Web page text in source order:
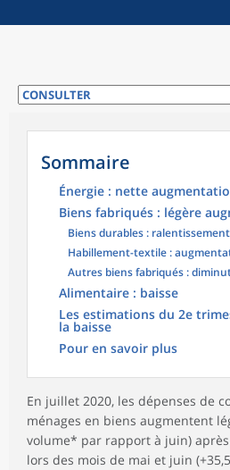
Sommaire
Énergie : nette
Biens fabriqués : légère
Biens durables : ralentissement
Habillement-textile :
Autres biens fabriqués :
Alimentaire : baisse
Les estimations du 2e
la baisse
Pour en savoir plus
En juillet 2020, les dépenses de
ménages en biens augmentent
volume* par rapport à juin)
lors des mois de mai et juin